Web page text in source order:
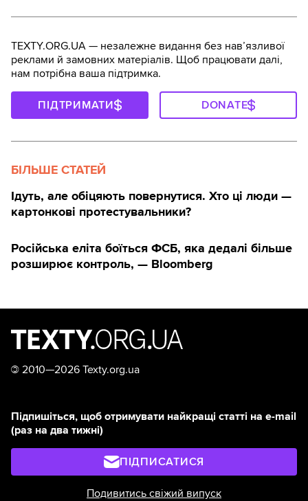
TEXTY.ORG.UA — незалежне видання без навʼязливої
реклами й замовних матеріалів. Щоб працювати далі,
нам потрібна ваша підтримка.
ПІДТРИМАТИ DONATE
БІЛЬШЕ СТАТЕЙ
Ідуть, але обіцяють повернутися. Хто ці люди —
картонкові протестувальники?
Російська еліта боїться ФСБ, яка дедалі більше
розширює контроль, — Bloomberg
© 2010—2026 Texty.org.ua
Підпишіться, щоб отримувати найкращі статті на e-mail
(раз на два тижні)
ПІДПИСАТИСЯ
Подивитись свіжий випуск